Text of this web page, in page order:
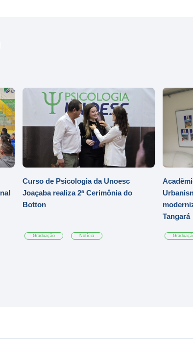
Curso de Psicologia da Unoesc
Joaçaba realiza 2ª Cerimônia do
Botton
Graduação Notícia
Tangará